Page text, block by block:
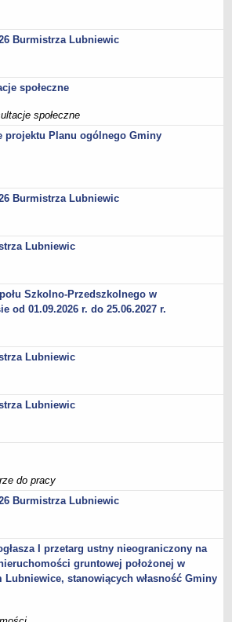
Rady Miejskiej
Rady Miejskiej
Komisji
wraz z odpowiedziami
z odpowiedziami
Kultury
Pomocy Społecznej
budżetu - kwartalne
Burmistrza Lubniewic
społeczne
społeczne
projektu Planu ogólnego Gminy
Burmistrza Lubniewic
Lubniewic
Szkolno-Przedszkolnego w
od 01.09.2026 r. do 25.06.2027 r.
Lubniewic
Lubniewic
do pracy
Burmistrza Lubniewic
I przetarg ustny nieograniczony na
gruntowej położonej w
stanowiących własność Gminy